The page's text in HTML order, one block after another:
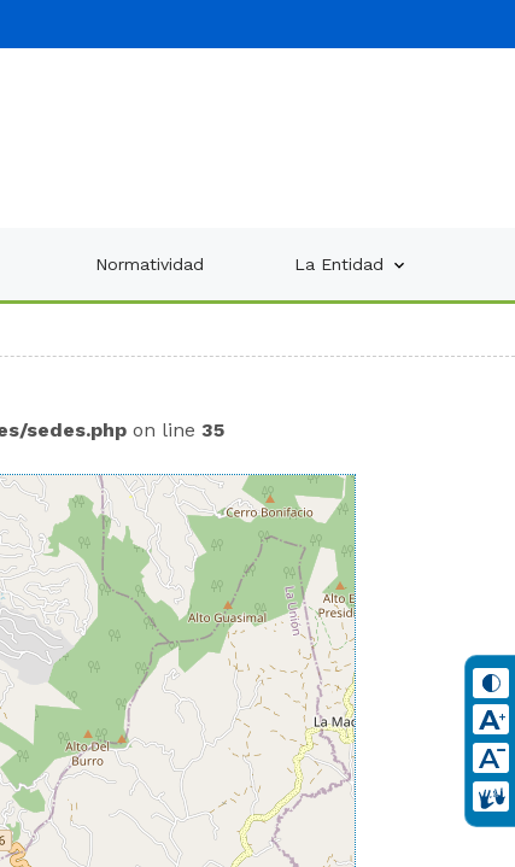
Normatividad La Entidad
sedes.php on line 35